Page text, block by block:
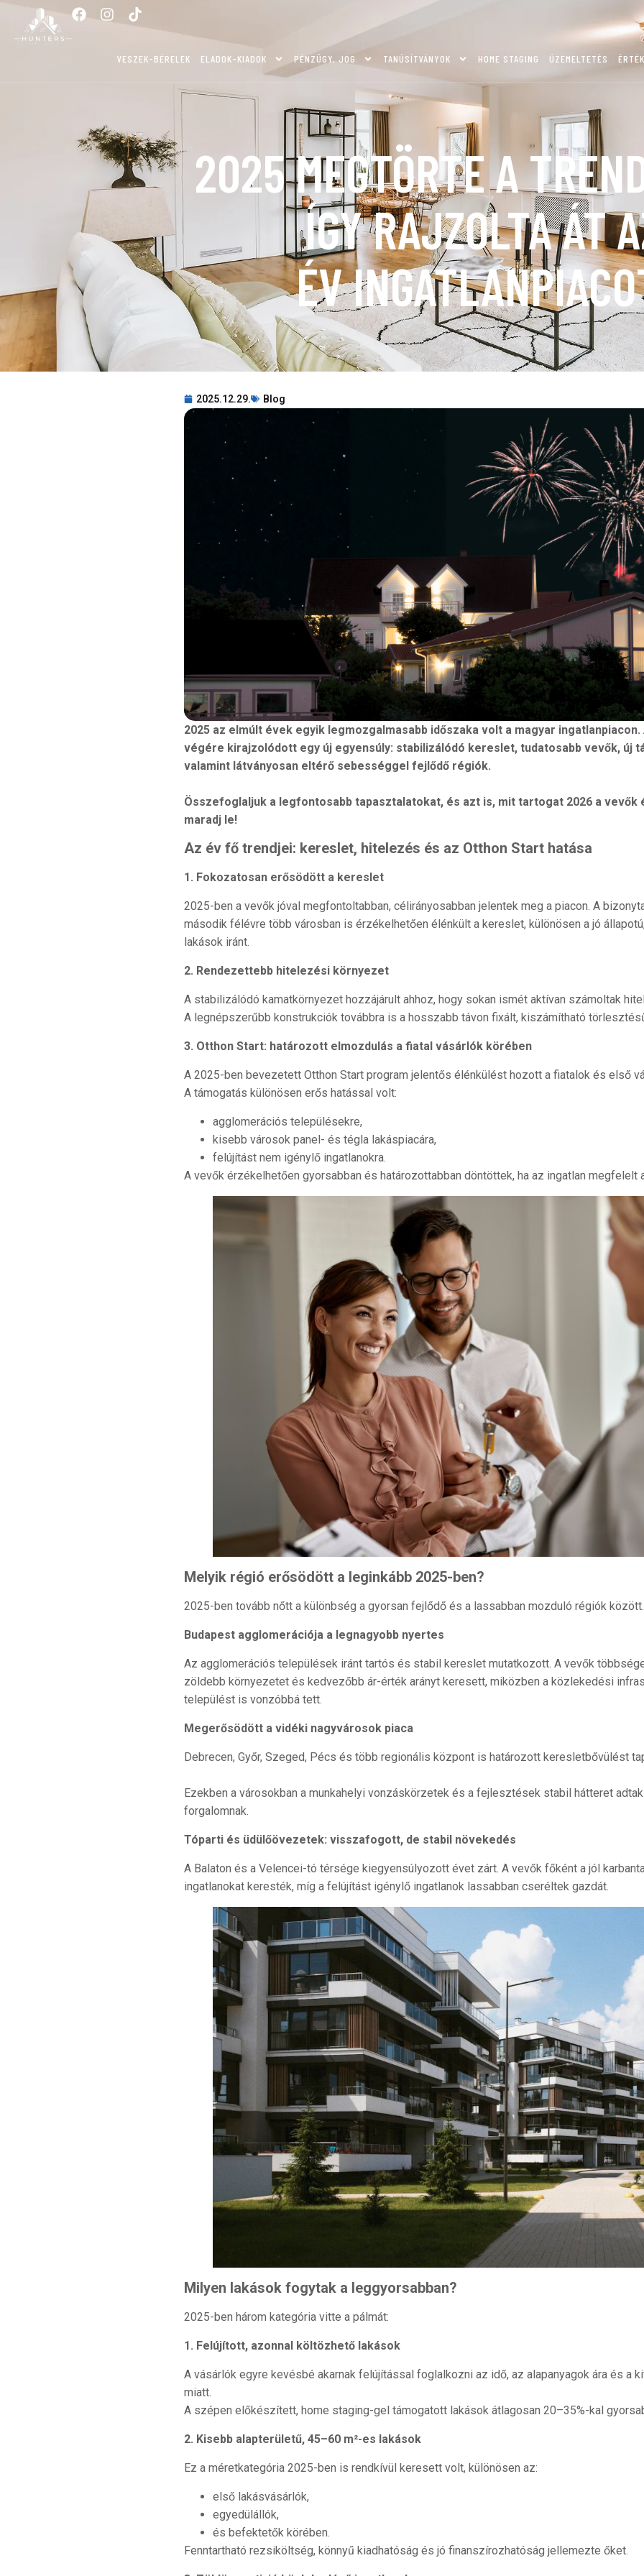
VESZEK-BÉRELEK ELADOK-KIADOK PÉNZÜGY, JOG TANÚSÍTVÁNYOK HOME STAGING ÜZEMELTETÉS
2025 MEGTÖRTE A
ÍGY RAJZOLTA ÁT
ÉV
2025.12.29. Blog
2025 az elmúlt évek egyik legmozgalmasabb időszaka volt a magyar
végére kirajzolódott egy új egyensúly: stabilizálódó kereslet, tudatosabb vevők, új
valamint látványosan eltérő sebességgel fejlődő régiók.
Összefoglaljuk a legfontosabb tapasztalatokat, és azt is, mit tartogat 2026 a vevők
maradj le!
Az év fő trendjei: kereslet, hitelezés és az Otthon Start hatása
1. Fokozatosan erősödött a kereslet
2025-ben a vevők jóval megfontoltabban, célirányosabban jelentek meg a piacon. A
második félévre több városban is érzékelhetően élénkült a kereslet, különösen a jó
lakások iránt.
2. Rendezettebb hitelezési környezet
A stabilizálódó kamatkörnyezet hozzájárult ahhoz, hogy sokan ismét aktívan számoltak
A legnépszerűbb konstrukciók továbbra is a hosszabb távon fixált, kiszámítható
3. Otthon Start: határozott elmozdulás a fiatal vásárlók körében
A 2025-ben bevezetett Otthon Start program jelentős élénkülést hozott a fiatalok és első
A támogatás különösen erős hatással volt:
agglomerációs településekre,
kisebb városok panel- és tégla lakáspiacára,
felújítást nem igénylő ingatlanokra.
A vevők érzékelhetően gyorsabban és határozottabban döntöttek, ha az ingatlan
Melyik régió erősödött a leginkább 2025-ben?
2025-ben tovább nőtt a különbség a gyorsan fejlődő és a lassabban mozduló régiók
Budapest agglomerációja a legnagyobb nyertes
Az agglomerációs települések iránt tartós és stabil kereslet mutatkozott. A vevők
zöldebb környezetet és kedvezőbb ár-érték arányt keresett, miközben a közlekedési
települést is vonzóbbá tett.
Megerősödött a vidéki nagyvárosok piaca
Debrecen, Győr, Szeged, Pécs és több regionális központ is határozott keresletbővülést
Ezekben a városokban a munkahelyi vonzáskörzetek és a fejlesztések stabil hátteret
forgalomnak.
Tóparti és üdülőövezetek: visszafogott, de stabil növekedés
A Balaton és a Velencei-tó térsége kiegyensúlyozott évet zárt. A vevők főként a jól
ingatlanokat keresték, míg a felújítást igénylő ingatlanok lassabban cseréltek gazdát.
Milyen lakások fogytak a leggyorsabban?
2025-ben három kategória vitte a pálmát:
1. Felújított, azonnal költözhető lakások
A vásárlók egyre kevésbé akarnak felújítással foglalkozni az idő, az alapanyagok ára és a
miatt.
A szépen előkészített, home staging-gel támogatott lakások átlagosan 20–35%-kal
2. Kisebb alapterületű, 45–60 m²-es lakások
Ez a méretkategória 2025-ben is rendkívül keresett volt, különösen az:
első lakásvásárlók,
egyedülállók,
és befektetők körében.
Fenntartható rezsiköltség, könnyű kiadhatóság és jó finanszírozhatóság jellemezte őket.